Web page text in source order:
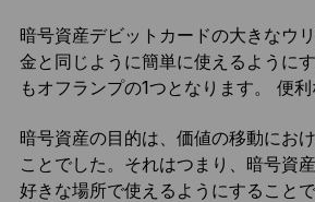
暗号資産デビットカードの大きなウ
金と同じように簡単に使えるように
もオフランプの1つとなります。 便利
暗号資産の目的は、価値の移動にお
ことでした。それはつまり、暗号資
好きな場所で使えるようにすること